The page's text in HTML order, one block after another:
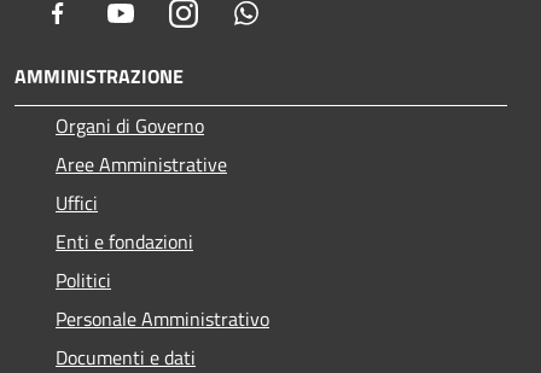
Facebook YoutubeInstagram
AMMINISTRAZIONE
Organi di Governo
Aree Amministrative
Uffici
Enti e fondazioni
Politici
Personale Amministrativo
Documenti e dati